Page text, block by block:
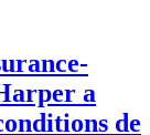
a
de